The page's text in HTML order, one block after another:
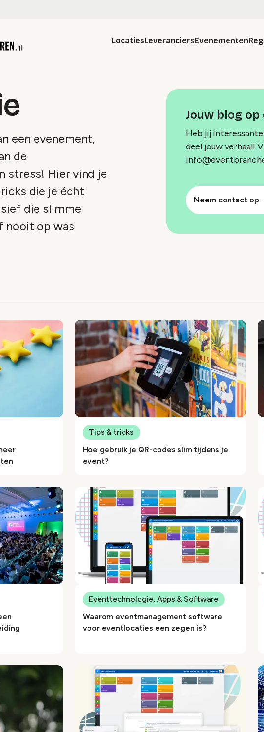
LocatiesLeveranciersEvenementen
een evenement,
de
stress! Hier vind je
die je écht
die slimme
nooit op was
Jouw blog op
Heb jij
deel jouw verhaal!
Neem contact op
Hoe gebruik je QR-codes slim tijdens je
event?
Tips & tricks
Waarom eventmanagement software
voor eventlocaties een zegen is?
Eventtechnologie, Apps & Software